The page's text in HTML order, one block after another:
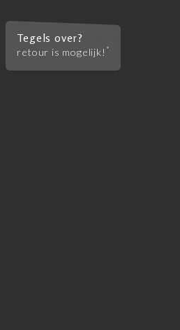
Tegels over?
retour is mogelijk! *